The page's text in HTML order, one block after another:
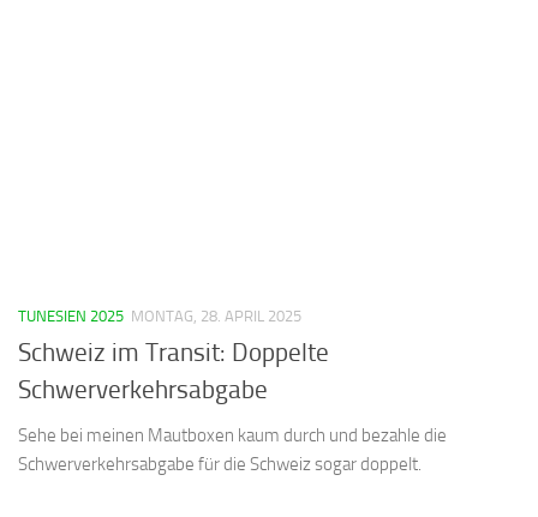
TUNESIEN 2025 MONTAG, 28. APRIL 2025
Schweiz im Transit: Doppelte
Schwerverkehrsabgabe
Sehe bei meinen Mautboxen kaum durch und bezahle die
Schwerverkehrsabgabe für die Schweiz sogar doppelt.